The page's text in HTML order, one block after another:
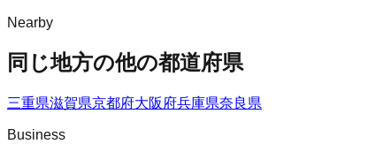
Nearby
同じ地方の他の都道府県
三重県滋賀県京都府大阪府兵庫県奈良県
Business